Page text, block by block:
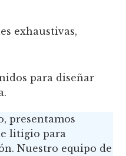
exhaustivas,
para diseñar
presentamos
litigio para
Nuestro equipo de